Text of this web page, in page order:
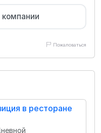
компании
Пожаловаться
в ресторане